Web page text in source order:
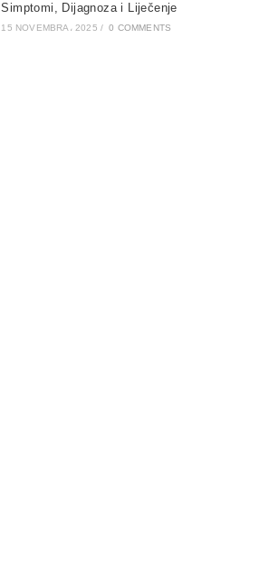
Simptomi, Dijagnoza i Liječenje
15 NOVEMBRA، 2025 / 0 COMMENTS